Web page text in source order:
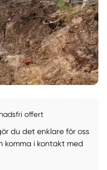
offert
du det enklare för oss
i kontakt med